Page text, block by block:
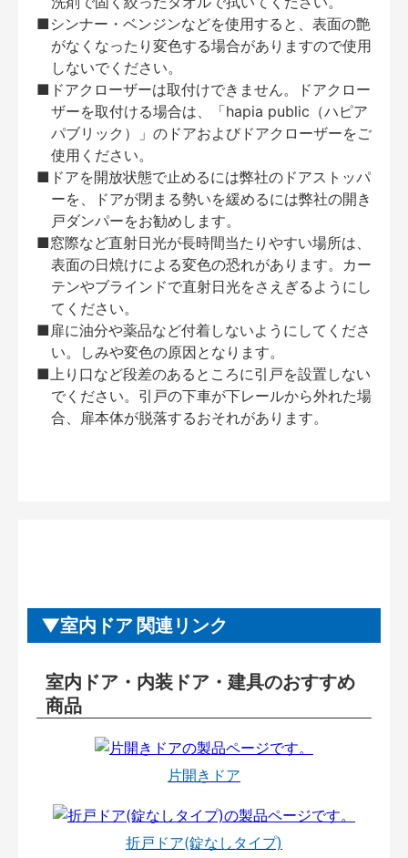
■シンナー・ベンジンなどを使用すると、表面の艶
がなくなったり変色する場合がありますので使用
しないでください。
■ドアクローザーは取付けできません。ドアクロー
ザーを取付ける場合は、「hapia public（ハピア
パブリック）」のドアおよびドアクローザーをご
使用ください。
■ドアを開放状態で止めるには弊社のドアストッパ
ーを、ドアが閉まる勢いを緩めるには弊社の開き
戸ダンパーをお勧めします。
■窓際など直射日光が長時間当たりやすい場所は、
表面の日焼けによる変色の恐れがあります。カー
テンやブラインドで直射日光をさえぎるようにし
てください。
■扉に油分や薬品など付着しないようにしてくださ
い。しみや変色の原因となります。
■上り口など段差のあるところに引戸を設置しない
でください。引戸の下車が下レールから外れた場
合、扉本体が脱落するおそれがあります。
室内ドア 関連リンク
室内ドア・内装ドア・建具のおすすめ
商品
片開きドア
折戸ドア(錠なしタイプ)